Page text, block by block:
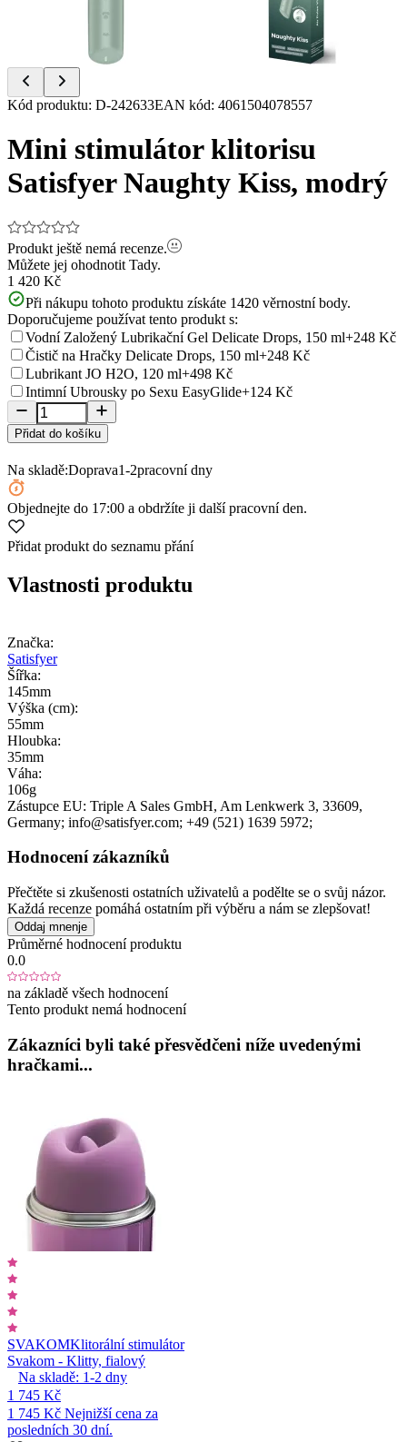
Item
of
Kód produktu: D-242633EAN kód: 4061504078557
Mini stimulátor klitorisu
Satisfyer Naughty Kiss, modrý
Produkt ještě nemá recenze.
Můžete jej ohodnotit Tady.
1 420 Kč
Při nákupu tohoto produktu získáte 1420 věrnostní body.
Doporučujeme používat tento produkt s:
Vodní Založený Lubrikační Gel Delicate Drops, 150 ml+248 Kč
Čistič na Hračky Delicate Drops, 150 ml+248 Kč
Lubrikant JO H2O, 120 ml+498 Kč
Intimní Ubrousky po Sexu EasyGlide+124 Kč
Přidat do košíku
Na skladě:Doprava1-2pracovní dny
Objednejte do 17:00 a obdržíte ji další pracovní den.
Přidat produkt do seznamu přání
Vlastnosti produktu
Značka:
Satisfyer
Šířka:
145mm
Výška (cm):
55mm
Hloubka:
35mm
Váha:
106g
Zástupce EU: Triple A Sales GmbH, Am Lenkwerk 3, 33609,
Germany; info@satisfyer.com; +49 (521) 1639 5972;
Hodnocení zákazníků
Přečtěte si zkušenosti ostatních uživatelů a podělte se o svůj názor.
Každá recenze pomáhá ostatním při výběru a nám se zlepšovat!
Oddaj mnenje
Průměrné hodnocení produktu
0.0
na základě všech hodnocení
Tento produkt nemá hodnocení
Zákazníci byli také přesvědčeni níže uvedenými
hračkami...
SVAKOMKlitorální stimulátor
Svakom - Klitty, fialový
Na skladě: 1-2 dny
1 745 Kč
1 745 Kč Nejnižší cena za
posledních 30 dní.